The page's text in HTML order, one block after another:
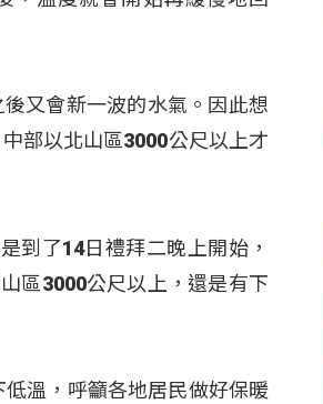
又會新一波的水氣。因此想
部以北山區3000公尺以上才
到了14日禮拜二晚上開始，
區3000公尺以上，還是有下
溫，呼籲各地居民做好保暖